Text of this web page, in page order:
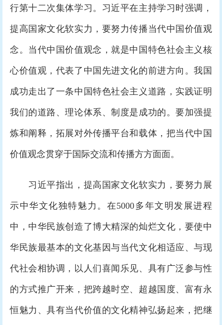
行第十二次集体学习。习近平在主持学习时强调，
提高国家文化软实力，要努力传播当代中国价值观
念。当代中国价值观念，就是中国特色社会主义核
心价值观，代表了中国先进文化的前进方向。我国
成功走出了一条中国特色社会主义道路，实践证明
我们的道路、理论体系、制度是成功的。要加强提
炼和阐释，拓展对外传播平台和载体，把当代中国
价值观念贯穿于国际交流和传播方方面面。
习近平指出，提高国家文化软实力，要努力展
示中华文化独特魅力。在5000多年文明发展进程
中，中华民族创造了博大精深的灿烂文化，要使中
华民族最基本的文化基因与当代文化相适应、与现
代社会相协调，以人们喜闻乐见、具有广泛参与性
的方式推广开来，把跨越时空、超越国度、富有永
恒魅力、具有当代价值的文化精神弘扬起来，把继